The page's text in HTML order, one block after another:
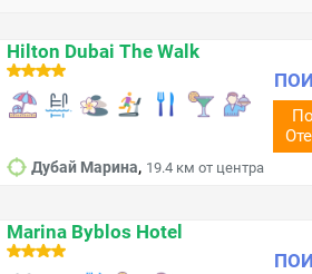
Hilton Dubai The Walk
Дубай Марина, 19.4 км от центра
Marina Byblos Hotel